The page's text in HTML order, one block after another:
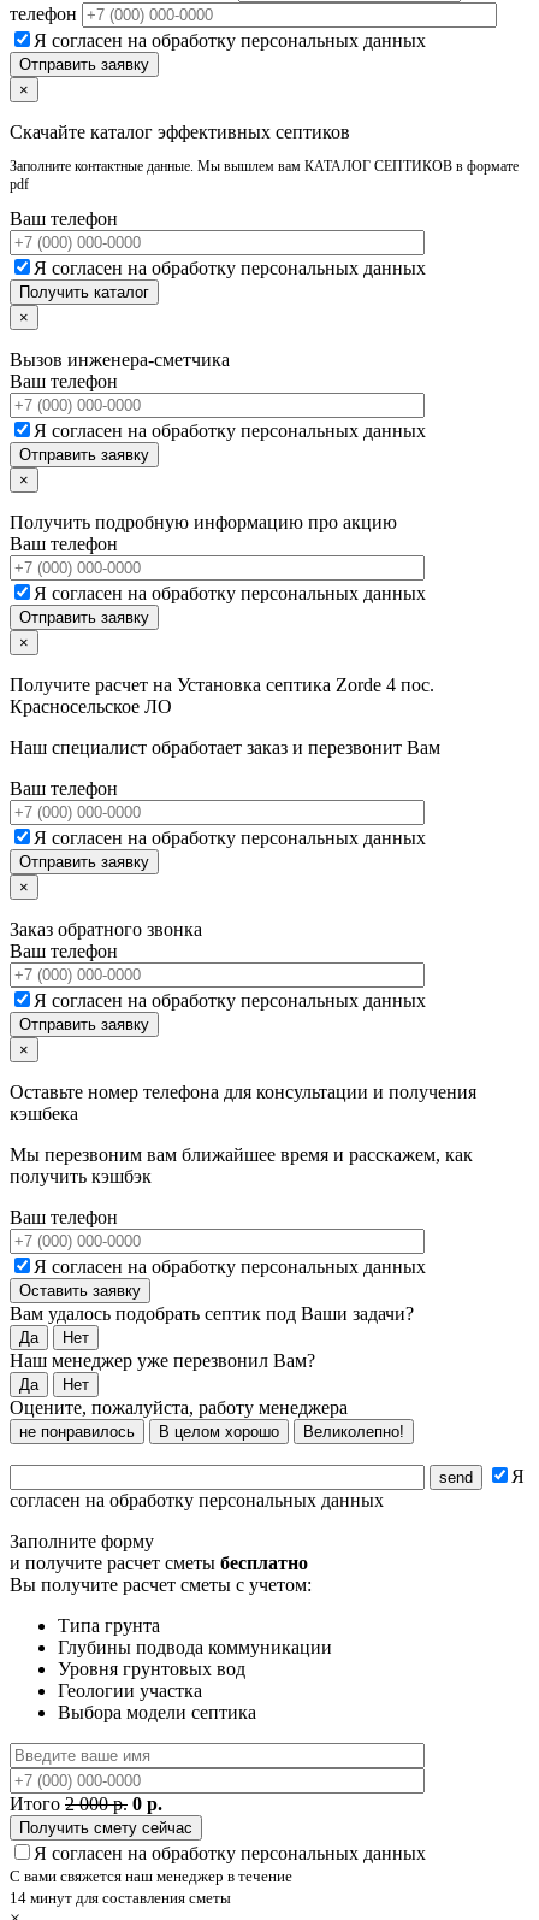
телефон
Я согласен на обработку персональных данных
×
Скачайте каталог эффективных септиков
Заполните контактные данные. Мы вышлем вам КАТАЛОГ СЕПТИКОВ в формате
pdf
Ваш телефон
Я согласен на обработку персональных данных
×
Вызов инженера-сметчика
Ваш телефон
Я согласен на обработку персональных данных
×
Получить подробную информацию про акцию
Ваш телефон
Я согласен на обработку персональных данных
×
Получите расчет на Установка септика Zorde 4 пос.
Красносельское ЛО
Наш специалист обработает заказ и перезвонит Вам
Ваш телефон
Я согласен на обработку персональных данных
×
Заказ обратного звонка
Ваш телефон
Я согласен на обработку персональных данных
×
Оставьте номер телефона для консультации и получения
кэшбека
Мы перезвоним вам ближайшее время и расскажем, как
получить кэшбэк
Ваш телефон
Я согласен на обработку персональных данных
Вам удалось подобрать септик под Ваши задачи?
Да Нет
Наш менеджер уже перезвонил Вам?
Да Нет
Оцените, пожалуйста, работу менеджера
не понравилось В целом хорошо Великолепно!
Я
согласен на обработку персональных данных
Заполните форму
и получите расчет сметы бесплатно
Вы получите расчет сметы с учетом:
Типа грунта
Глубины подвода коммуникации
Уровня грунтовых вод
Геологии участка
Выбора модели септика
Итого 2 000 р. 0 р.
Я согласен на обработку персональных данных
С вами свяжется наш менеджер в течение
14 минут для составления сметы